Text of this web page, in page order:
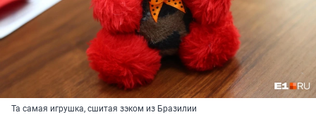
Та самая игрушка, сшитая зэком из Бразилии